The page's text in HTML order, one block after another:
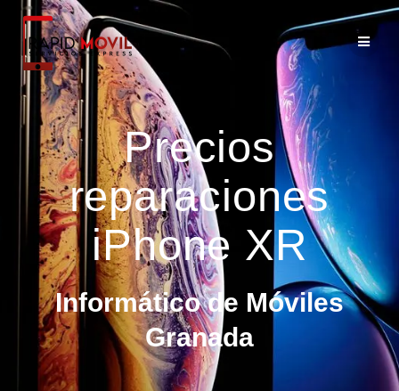
Precios
reparaciones
iPhone XR
Informático de Móviles
Granada